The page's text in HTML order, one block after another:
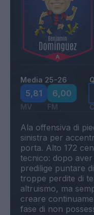
Media 25-26
5,81
MV
6,00
FM
Ala offensiva di
sinistra per
porta. Alto 172
tecnico: dopo
predilige puntare
troppe perdite di
altruismo, ma
creare
fase di non